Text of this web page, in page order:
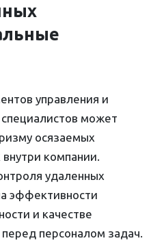
управления и
может
осязаемых
компании.
удаленных
эффективности
и качестве
персоналом задач.